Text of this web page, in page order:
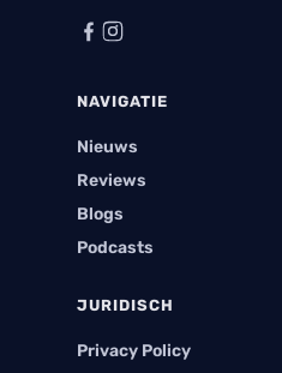
NAVIGATIE
Nieuws
Reviews
Blogs
Podcasts
JURIDISCH
Privacy Policy